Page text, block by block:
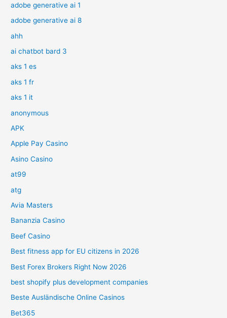
adobe generative ai 1
adobe generative ai 8
ahh
ai chatbot bard 3
aks 1 es
aks 1 fr
aks 1 it
anonymous
APK
Apple Pay Casino
Asino Casino
at99
atg
Avia Masters
Bananzia Casino
Beef Casino
Best fitness app for EU citizens in 2026
Best Forex Brokers Right Now 2026
best shopify plus development companies
Beste Ausländische Online Casinos
Bet365